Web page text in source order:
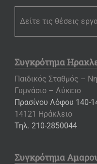
Δείτε τις θέσεις
Συγκρότημα
Παιδικός Σταθμός –
Γυμνάσιο – Λύκειο
Πρασίνου Λόφου 140-
14121 Ηράκλειο
Τηλ. 210-2850044
Συγκρότημα